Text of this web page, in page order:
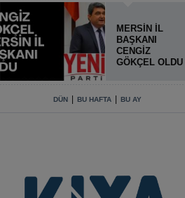
MERSİN İL
BAŞKANI
CENGİZ
GÖKÇEL OLDU
DÜN BU HAFTA BU AY